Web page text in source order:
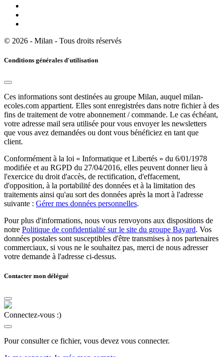
© 2026 - Milan - Tous droits réservés
Conditions générales d'utilisation
Ces informations sont destinées au groupe Milan, auquel milan-
ecoles.com appartient. Elles sont enregistrées dans notre fichier à des
fins de traitement de votre abonnement / commande. Le cas échéant,
votre adresse mail sera utilisée pour vous envoyer les newsletters
que vous avez demandées ou dont vous bénéficiez en tant que
client.
Conformément à la loi « Informatique et Libertés » du 6/01/1978
modifiée et au RGPD du 27/04/2016, elles peuvent donner lieu à
l'exercice du droit d'accès, de rectification, d'effacement,
d'opposition, à la portabilité des données et à la limitation des
traitements ainsi qu'au sort des données après la mort à l'adresse
suivante : Gérer mes données personnelles.
Pour plus d'informations, nous vous renvoyons aux dispositions de
notre Politique de confidentialité sur le site du groupe Bayard. Vos
données postales sont susceptibles d'être transmises à nos partenaires
commerciaux, si vous ne le souhaitez pas, merci de nous adresser
votre demande à l'adresse ci-dessus.
Contacter mon délégué
Connectez-vous :)
Pour consulter ce fichier, vous devez vous connecter.